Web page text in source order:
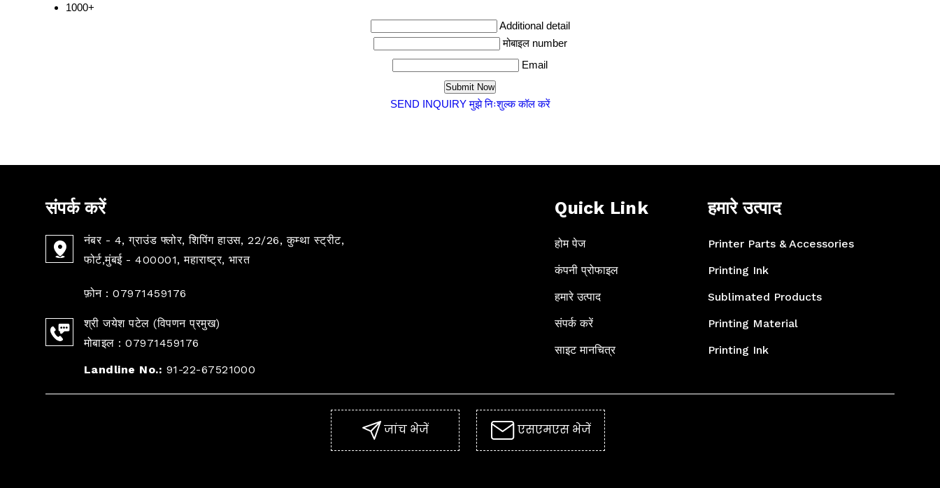
1000+
Additional detail
मोबाइल number
Email
SEND INQUIRY मुझे निःशुल्क कॉल करें
संपर्क करें
नंबर - 4, ग्राउंड फ्लोर, शिपिंग हाउस, 22/26, कुम्था स्ट्रीट,
फोर्ट,मुंबई - 400001, महाराष्ट्र, भारत
फ़ोन :07971459176
श्री जयेश पटेल (विपणन प्रमुख)
मोबाइल :07971459176
Landline No.: 91-22-67521000
हमारे उत्पाद
Printer Parts & Accessories
Printing Ink
Sublimated Products
Printing Material
Printing Ink
Quick Link
होम पेज
कंपनी प्रोफाइल
हमारे उत्पाद
संपर्क करें
साइट मानचित्र
जांच भेजें एसएमएस भेजें